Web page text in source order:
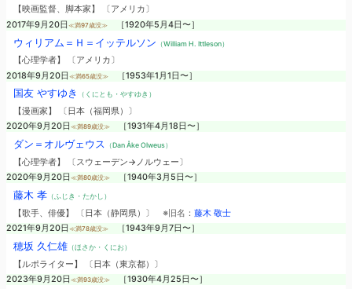
【映画監督、脚本家】 〔アメリカ〕
2017年9月20日 ≪満97歳没≫ ［1920年5月4日〜］
ウィリアム＝Ｈ＝イッテルソン （William H. Ittleson）
【心理学者】 〔アメリカ〕
2018年9月20日 ≪満65歳没≫ ［1953年1月1日〜］
国友 やすゆき （くにとも・やすゆき）
【漫画家】 〔日本（福岡県）〕
2020年9月20日 ≪満89歳没≫ ［1931年4月18日〜］
ダン＝オルヴェウス （Dan Åke Olweus）
【心理学者】 〔スウェーデン→ノルウェー〕
2020年9月20日 ≪満80歳没≫ ［1940年3月5日〜］
藤木 孝（ふじき・たかし）
【歌手、俳優】 〔日本（静岡県）〕 ※旧名： 藤木 敬士
2021年9月20日 ≪満78歳没≫ ［1943年9月7日〜］
穂坂 久仁雄（ほさか・くにお）
【ルポライター】 〔日本（東京都）〕
2023年9月20日 ≪満93歳没≫ ［1930年4月25日〜］